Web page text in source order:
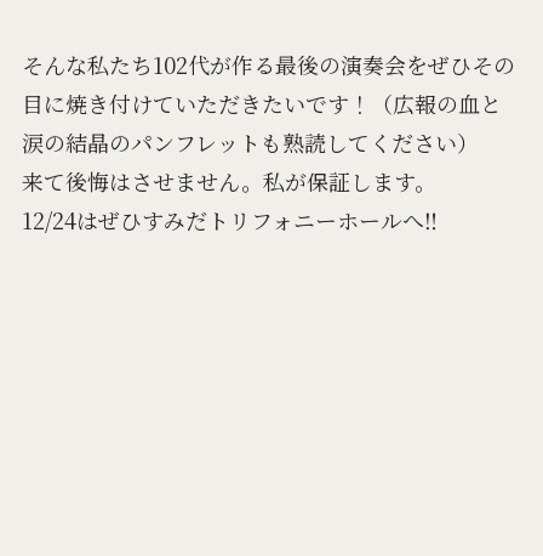
そんな私たち102代が作る最後の演奏会をぜひその
目に焼き付けていただきたいです！（広報の血と
涙の結晶のパンフレットも熟読してください）
来て後悔はさせません。私が保証します。
12/24はぜひすみだトリフォニーホールへ‼️